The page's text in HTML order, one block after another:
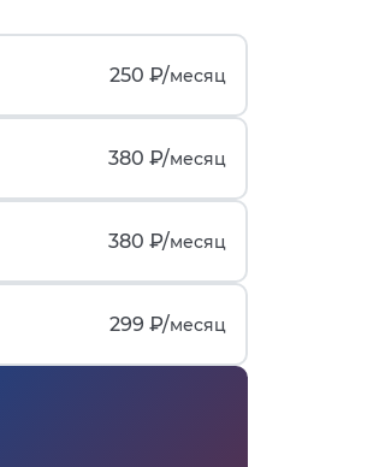
250 ₽/месяц
380 ₽/месяц
380 ₽/месяц
299 ₽/месяц